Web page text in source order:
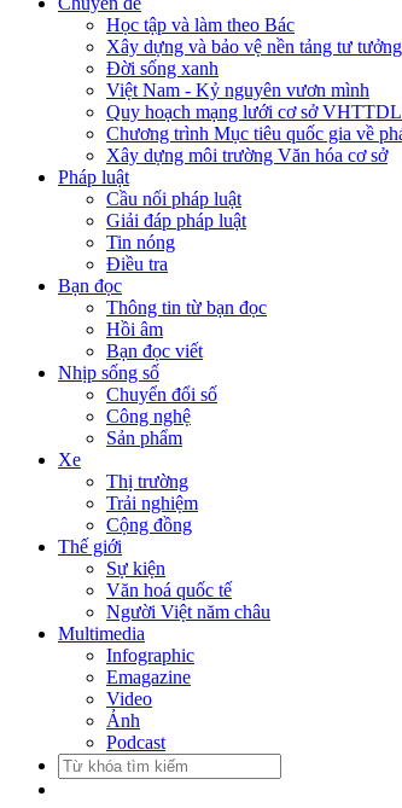
Học tập và làm theo Bác
Xây dựng và bảo vệ nền tảng tư
Đời sống xanh
Việt Nam - Kỷ nguyên vươn mình
Quy hoạch mạng lưới cơ sở
Chương trình Mục tiêu quốc gia về
Xây dựng môi trường Văn hóa cơ sở
Pháp luật
Cầu nối pháp luật
Giải đáp pháp luật
Tin nóng
Điều tra
Bạn đọc
Thông tin từ bạn đọc
Hồi âm
Bạn đọc viết
Nhịp sống số
Chuyển đổi số
Công nghệ
Sản phẩm
Xe
Thị trường
Trải nghiệm
Cộng đồng
Thế giới
Sự kiện
Văn hoá quốc tế
Người Việt năm châu
Multimedia
Infographic
Emagazine
Video
Ảnh
Podcast